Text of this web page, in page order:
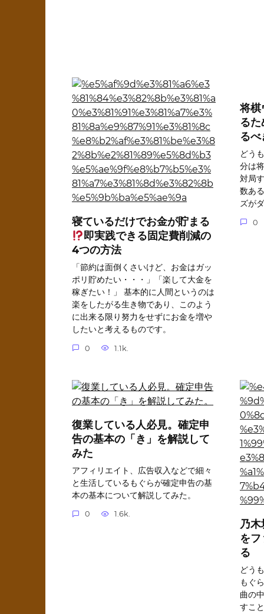
寝ているだけでお金が貯まる
即実践できる固定費削減の
4つの方法
「節約は面倒くさいけど、お金はガッ
ポリ貯めたい・・・」「楽して大金を
稼ぎたい！」 基本的に人間というのは
楽をしたがる生き物であり、このよう
に出来る限り努力をせずにお金を増や
したいと考えるものです。
0 1.1k.
将棋
る
る
どう
分は
対局
数あ
ズが
0
復業している人必見。確定申
告の基本の「き」を解説して
みた
アフィリエイト、広告収入などで細々
と生活しているもぐらが確定申告の基
本の基本について解説してみた。
0 1.6k.
乃
をフ
る
どう
もぐ
曲の
すこ